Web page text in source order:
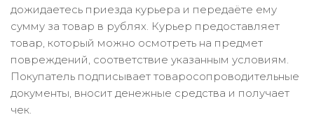
дожидаетесь приезда курьера и передаёте ему
сумму за товар в рублях. Курьер предоставляет
товар, который можно осмотреть на предмет
повреждений, соответствие указанным условиям.
Покупатель подписывает товаросопроводительные
документы, вносит денежные средства и получает
чек.